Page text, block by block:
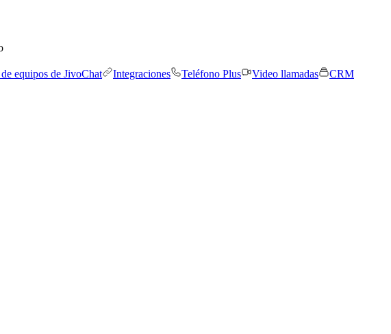
equipos de JivoChat Integraciones Teléfono Plus Video llamadas
CRM